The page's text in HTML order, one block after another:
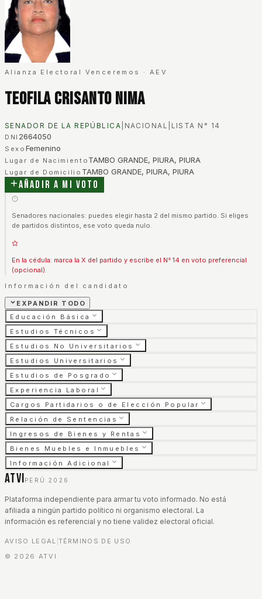
Alianza Electoral Venceremos ·AEV
Teofila Crisanto Nima
SENADOR DE LA REPÚBLICA NACIONAL LISTA N° 14
DNI 2664050
Sexo Femenino
Lugar de Nacimiento TAMBO GRANDE, PIURA, PIURA
Lugar de Domicilio TAMBO GRANDE, PIURA, PIURA
Añadir a mi voto
Senadores nacionales: puedes elegir hasta 2 del mismo partido. Si eliges
de partidos distintos, ese voto queda nulo.
En la cédula: marca la X del partido y escribe el N° 14 en voto preferencial
(opcional).
Información del candidato
EXPANDIR TODO
Educación Básica
Estudios Técnicos
Estudios No Universitarios
Estudios Universitarios
Estudios de Posgrado
Experiencia Laboral
Cargos Partidarios o de Elección Popular
Relación de Sentencias
Ingresos de Bienes y Rentas
Bienes Muebles e Inmuebles
Información Adicional
ATVI PERÚ 2026
Plataforma independiente para armar tu voto informado. No está
afiliada a ningún partido político ni organismo electoral. La
información es referencial y no tiene validez electoral oficial.
AVISO LEGAL TÉRMINOS DE USO
© 2026 ATVI